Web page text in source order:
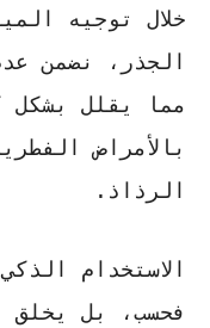
خلال توجيه
الجذر، نضمن
مما يقلل بشكل
بالأمراض
الرذاذ.
الاستخدام
فحسب، بل يخلق